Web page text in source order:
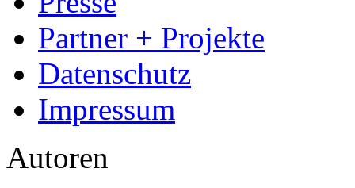
Partner + Projekte
Datenschutz
Impressum
Autoren